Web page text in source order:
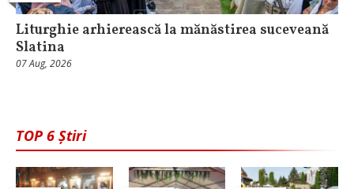
Liturghie arhierească la mănăstirea suceveană
Slatina
07 Aug, 2026
TOP 6 Știri